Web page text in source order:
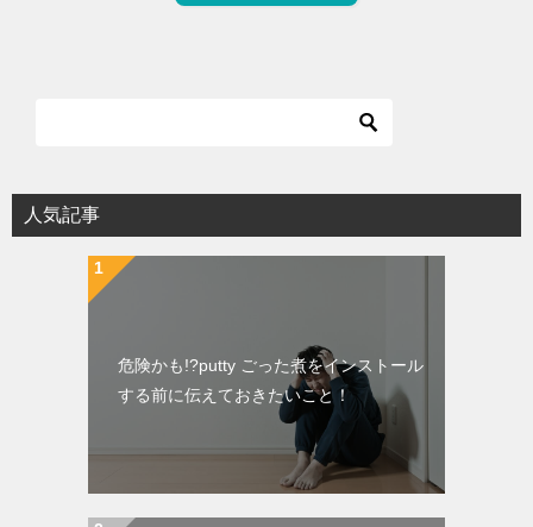
人気記事
危険かも!?putty ごった煮をインストール
する前に伝えておきたいこと！